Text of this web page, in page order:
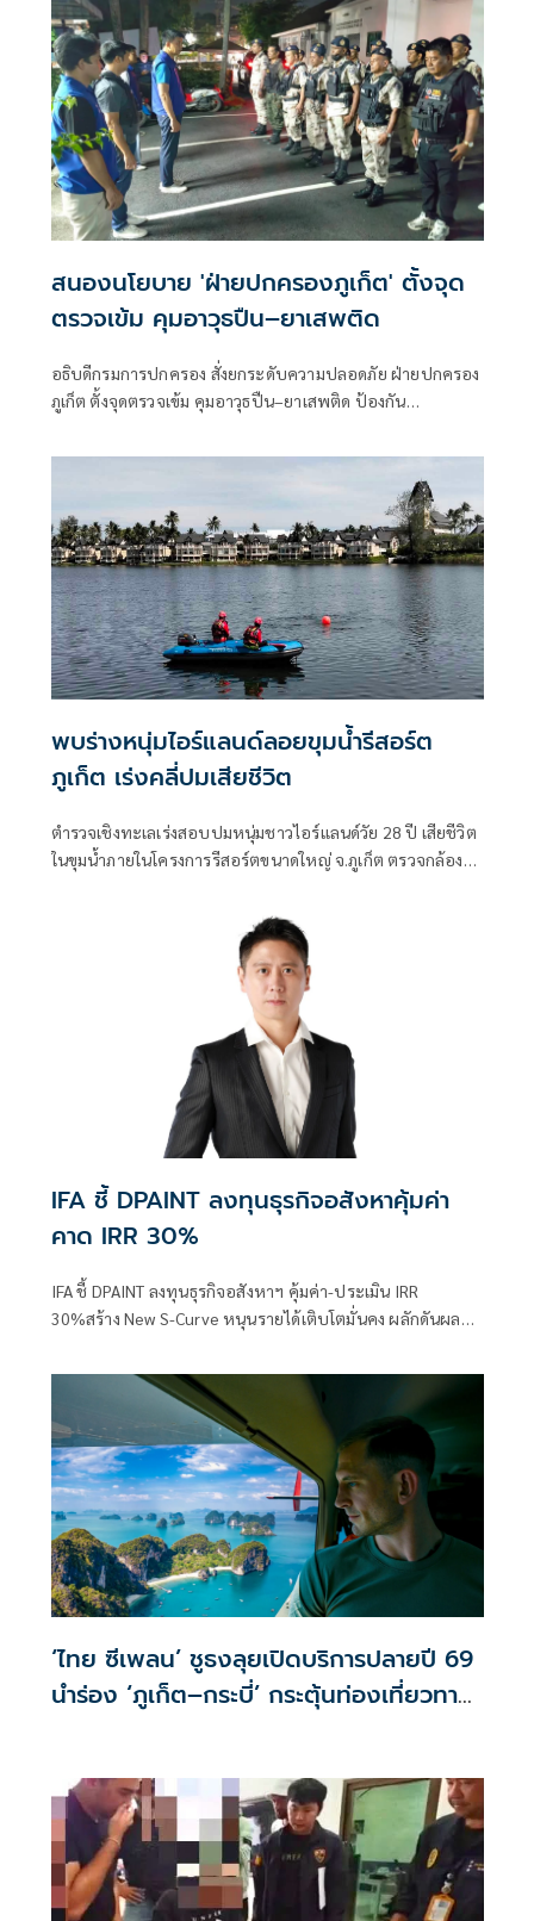
สนองนโยบาย 'ฝ่ายปกครองภูเก็ต' ตั้งจุด
ตรวจเข้ม คุมอาวุธปืน–ยาเสพติด
อธิบดีกรมการปกครอง สั่งยกระดับความปลอดภัย ฝ่ายปกครอง
ภูเก็ต ตั้งจุดตรวจเข้ม คุมอาวุธปืน–ยาเสพติด ป้องกัน
พบร่างหนุ่มไอร์แลนด์ลอยขุมน้ำรีสอร์ต
ภูเก็ต เร่งคลี่ปมเสียชีวิต
ตำรวจเชิงทะเลเร่งสอบปมหนุ่มชาวไอร์แลนด์วัย 28 ปี เสียชีวิต
ในขุมน้ำภายในโครงการรีสอร์ตขนาดใหญ่ จ.ภูเก็ต ตรวจกล้อง
ประสานสถานทูตแจ้งครอบครัวแล้ว
IFA ชี้ DPAINT ลงทุนธุรกิจอสังหาคุ้มค่า
คาด IRR 30%
IFA ชี้ DPAINT ลงทุนธุรกิจอสังหาฯ คุ้มค่า-ประเมิน IRR
30%สร้าง New S-Curve หนุนรายได้เติบโตมั่นคง ผลักดันผล
‘ไทย ซีเพลน’ ชูธงลุยเปิดบริการปลายปี 69
นำร่อง ‘ภูเก็ต–กระบี่’ กระตุ้นท่องเที่ยวทาง